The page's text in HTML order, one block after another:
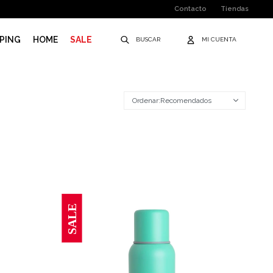
HOME SALE
Contacto Tiendas
Recomendados